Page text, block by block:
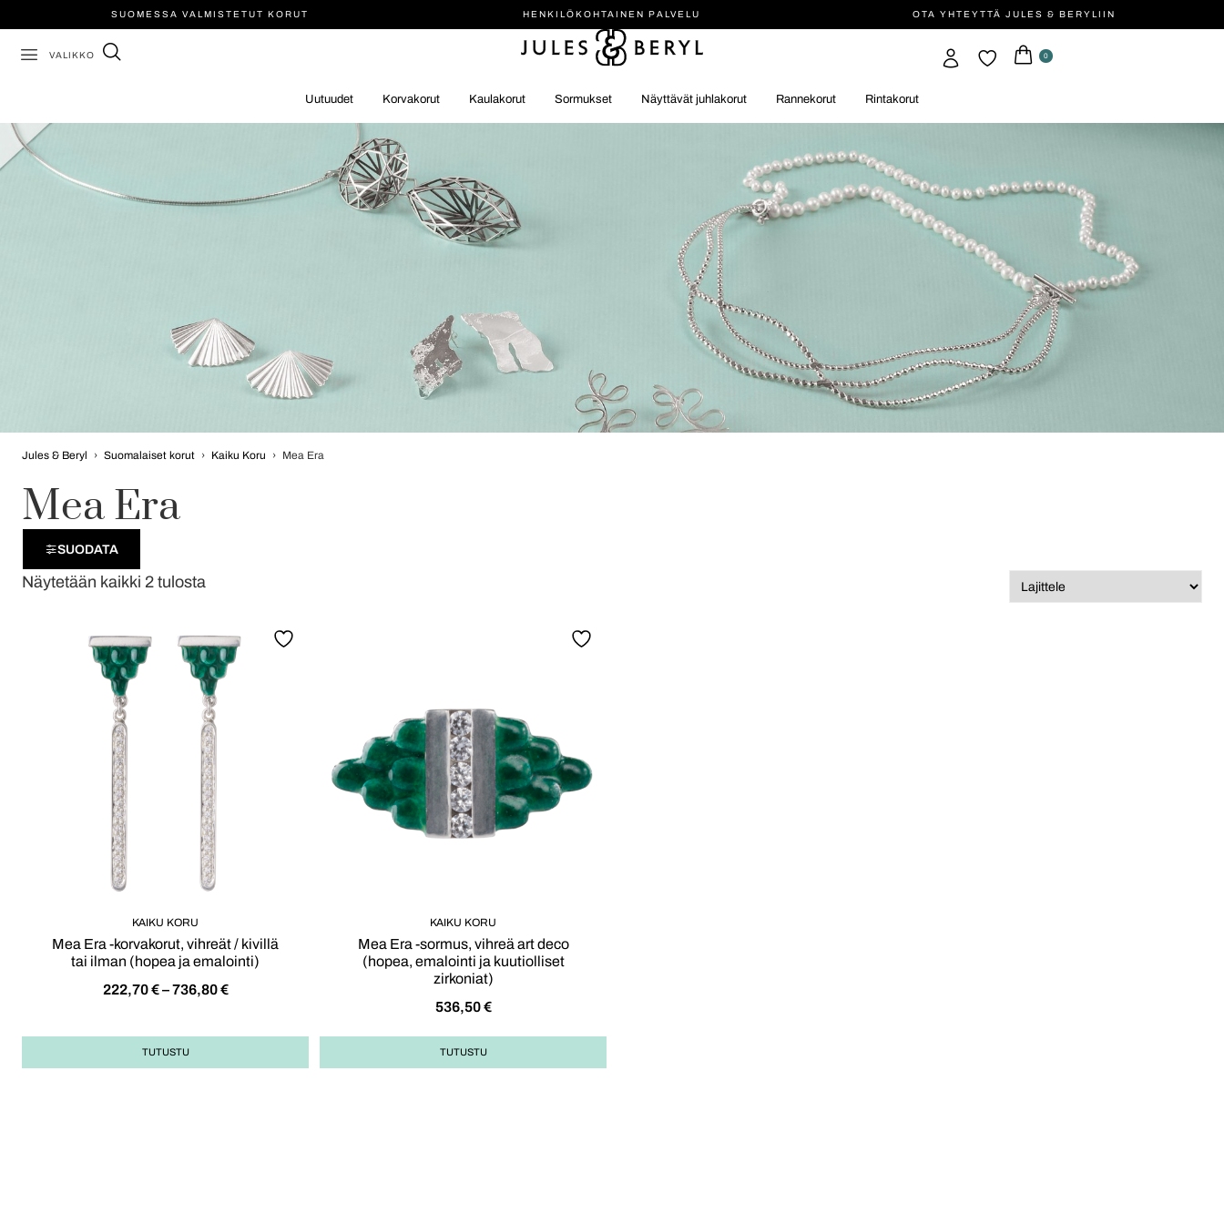
SUOMESSA VALMISTETUT KORUT HENKILÖ­KOHTAINEN PALVELU OTA YHTEYTTÄ JULES & BERYLIIN
VALIKKO 0
Uutuudet Korvakorut Kaulakorut Sormukset Näyttävät juhlakorut Rannekorut Rintakorut
Jules & Beryl › Suomalaiset korut › Kaiku Koru › Mea Era
Mea Era
SUODATA
Näytetään kaikki 2 tulosta
KAIKU KORU
Mea Era -korvakorut, vihreät / kivillä
tai ilman (hopea ja emalointi)
222,70€ – 736,80€
TUTUSTU
KAIKU KORU
Mea Era -sormus, vihreä art deco
(hopea, emalointi ja kuutiolliset
zirkoniat)
536,50€
TUTUSTU